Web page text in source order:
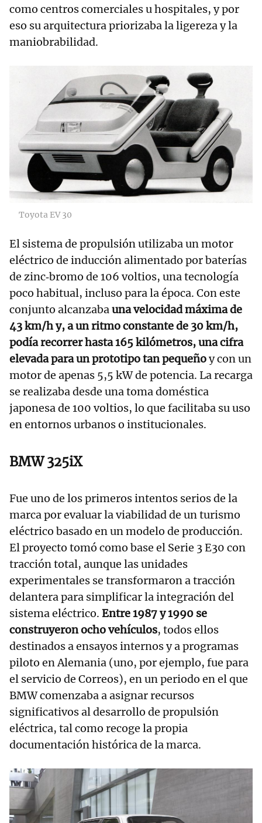
como centros comerciales u hospitales, y por
eso su arquitectura priorizaba la ligereza y la
maniobrabilidad.
Toyota EV 30
El sistema de propulsión utilizaba un motor
eléctrico de inducción alimentado por baterías
de zinc‑bromo de 106 voltios, una tecnología
poco habitual, incluso para la época. Con este
conjunto alcanzabauna velocidad máxima de
43 km/h y, a un ritmo constante de 30 km/h,
podía recorrer hasta 165 kilómetros, una cifra
elevada para un prototipo tan pequeñoy con un
motor de apenas 5,5 kW de potencia. La recarga
se realizaba desde una toma doméstica
japonesa de 100 voltios, lo que facilitaba su uso
en entornos urbanos o institucionales.
BMW 325iX
Fue uno de los primeros intentos serios de la
marca por evaluar la viabilidad de un turismo
eléctrico basado en un modelo de producción.
El proyecto tomó como base el Serie 3 E30 con
tracción total, aunque las unidades
experimentales se transformaron a tracción
delantera para simplificar la integración del
sistema eléctrico. Entre 1987 y 1990 se
construyeron ocho vehículos, todos ellos
destinados a ensayos internos y a programas
piloto en Alemania (uno, por ejemplo, fue para
el servicio de Correos), en un periodo en el que
BMW comenzaba a asignar recursos
significativos al desarrollo de propulsión
eléctrica, tal como recoge la propia
documentación histórica de la marca.